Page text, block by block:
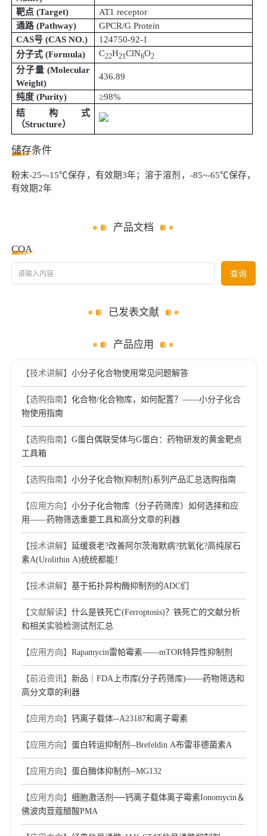
靶点 (Target)
AT1 receptor
通路 (Pathway)
GPCR/G Protein
CAS号 (CAS NO.)
124750-92-1
分子式 (Formula) C22H21ClN6O2
分子量 (Molecular
Weight)
436.89
纯度 (Purity)
≥98%
结构式
（Structure）
储存条件
粉末-25~-15℃保存，有效期3年；溶于溶剂，-85~-65℃保存，
有效期2年
产品文档
COA
请输入内容 查询
已发表文献
产品应用
【技术讲解】 小分子化合物使用常见问题解答
【选购指南】 化合物/化合物库，如何配置？——小分子化合
物使用指南
【选购指南】 G蛋白偶联受体与G蛋白：药物研发的黄金靶点
工具箱
【选购指南】 小分子化合物(抑制剂)系列产品汇总选购指南
【应用方向】 小分子化合物库（分子药筛库）如何选择和应
用——药物筛选重要工具和高分文章的利器
【技术讲解】 延缓衰老?改善阿尔茨海默病?抗氧化?高纯尿石
素A(Urolithin A)统统都能！
【技术讲解】 基于拓扑异构酶抑制剂的ADC们
【文献解读】 什么是铁死亡(Ferroptosis)？铁死亡的文献分析
和相关实验检测试剂汇总
【应用方向】 Rapamycin雷帕霉素——mTOR特异性抑制剂
【前沿资讯】 新品｜FDA上市库(分子药筛库)——药物筛选和
高分文章的利器
【应用方向】 钙离子载体--A23187和离子霉素
【应用方向】 蛋白转运抑制剂--Brefeldin A布雷非德菌素A
【应用方向】 蛋白酶体抑制剂--MG132
【应用方向】 细胞激活剂──钙离子载体离子霉素Ionomycin＆
佛波肉荳蔻醋酸PMA